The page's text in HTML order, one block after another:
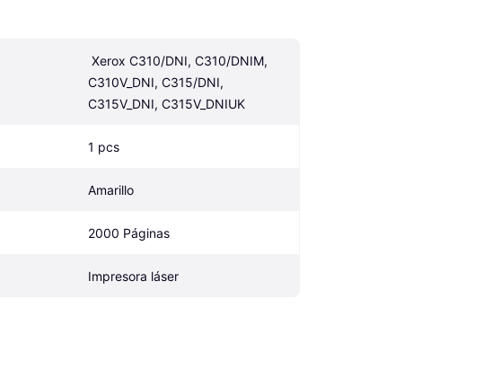
C310V_DNI, C315/DNI,
C315V_DNI, C315V_DNIUK
1 pcs
Amarillo
2000 Páginas
Impresora láser